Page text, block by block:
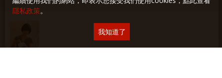
隱私政策。
我知道了